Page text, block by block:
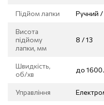
Підйом лапки Ручний /
Висота
підйому
лапки, мм
8 / 13
Швидкість,
об/хв
до 1600.
Управління